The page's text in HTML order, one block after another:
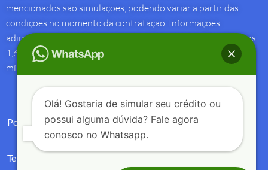
mencionados são simulações, podendo variar a partir das
condições no momento da contratação. Informações
adicionais sobre antecipação saque-aniversário: Taxa de juros
1,69% a.m e Custo Efetivo Total máximo de 1,92% a.m. e
mínimo de 1,88% a.m.
Política de Privacidade
Termos de Uso
Olá! Gostaria de simular seu crédito ou
possui alguma dúvida? Fale agora
conosco no Whatsapp.